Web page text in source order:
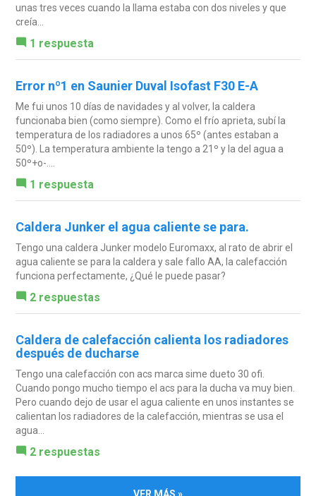
unas tres veces cuando la llama estaba con dos niveles y que
creía...
1 respuesta
Error nº1 en Saunier Duval Isofast F30 E-A
Me fui unos 10 días de navidades y al volver, la caldera
funcionaba bien (como siempre). Como el frío aprieta, subí la
temperatura de los radiadores a unos 65º (antes estaban a
50º). La temperatura ambiente la tengo a 21º y la del agua a
50º+o-....
1 respuesta
Caldera Junker el agua caliente se para.
Tengo una caldera Junker modelo Euromaxx, al rato de abrir el
agua caliente se para la caldera y sale fallo AA, la calefacción
funciona perfectamente, ¿Qué le puede pasar?
2 respuestas
Caldera de calefacción calienta los radiadores
después de ducharse
Tengo una calefacción con acs marca sime dueto 30 ofi.
Cuando pongo mucho tiempo el acs para la ducha va muy bien.
Pero cuando dejo de usar el agua caliente en unos instantes se
calientan los radiadores de la calefacción, mientras se usa el
agua...
2 respuestas
VER MÁS »